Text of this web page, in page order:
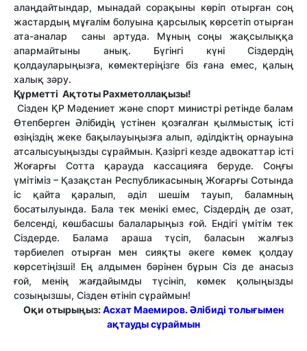
алаңдайтындар, мынадай сорақыны көріп отырған соң
жастардың мұғалім болуына қарсылық көрсетіп отырған
ата-аналар саны артуда. Мұның соңы жақсылыққа
апармайтыны анық. Бүгінгі күні Сіздердің
қолдауларыңызға, көмектеріңізге біз ғана емес, қалың
халық зәру.
Құрметті Ақтоты Рахметоллақызы!
Сізден ҚР Мәдениет және спорт министрі ретінде балам
Өтепберген Әлібидің үстінен қозғалған қылмыстық істі
өзіңіздің жеке бақылауыңызға алып, әділдіктің орнауына
атсалысуыңызды сұраймын. Қазіргі кезде адвокаттар істі
Жоғарғы Сотта қарауда кассацияға беруде. Соңғы
үмітіміз – Қазақстан Республикасының Жоғарғы Сотында
іс қайта қаралып, әділ шешім тауып, баламның
босатылуында. Бала тек менікі емес, Сіздердің де озат,
белсенді, көшбасшы балаларыңыз ғой. Ендігі үмітім тек
Сіздерде. Балама араша түсіп, баласын жалғыз
тәрбиелеп отырған мен сияқты әкеге көмек қолдау
көрсетіңізші! Ең алдымен бәрінен бұрын Сіз де анасыз
ғой, менің жағдайымды түсініп, көмек қолыңызды
созыңызшы, Сізден өтініп сұраймын!
Оқи отырыңыз:Асхат Маемиров. Әлібиді толығымен
ақтауды сұраймын